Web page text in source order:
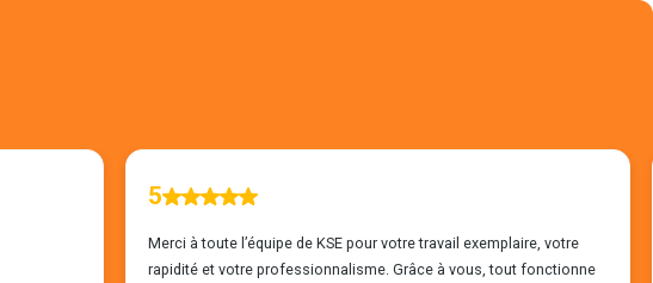
5
Merci à toute l’équipe de KSE pour votre travail exemplaire, votre
rapidité et votre professionnalisme. Grâce à vous, tout fonctionne